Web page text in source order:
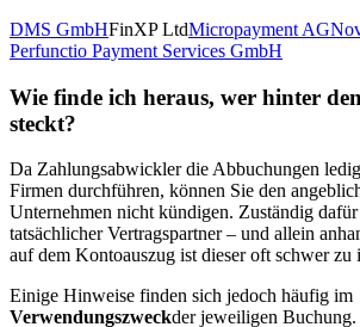
DMS GmbHFinXP LtdMicropayment AG
Perfunctio Payment Services GmbH
Wie finde ich heraus, wer hinter
steckt?
Da Zahlungsabwickler die Abbuchungen
Firmen durchführen, können Sie den
Unternehmen nicht kündigen. Zuständig
tatsächlicher Vertragspartner – und allein
auf dem Kontoauszug ist dieser oft schwer zu
Einige Hinweise finden sich jedoch häufig im
Verwendungszweckder jeweiligen